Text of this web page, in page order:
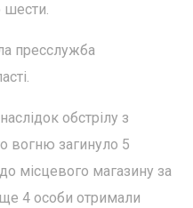
шести.
пресслужба
обстрілу з
вогню загинуло 5
місцевого магазину за
4 особи отримали